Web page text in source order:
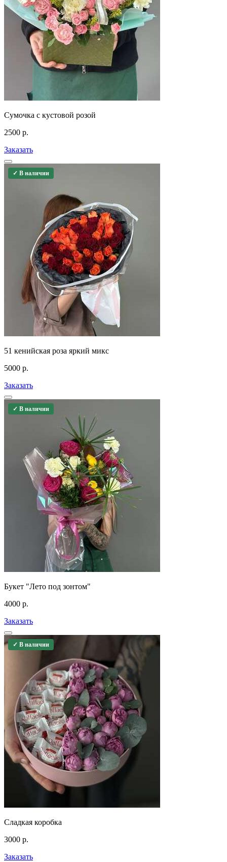
Сумочка с кустовой розой
2500 р.
Заказать
✓ В наличии
51 кенийская роза яркий микс
5000 р.
Заказать
✓ В наличии
Букет "Лето под зонтом"
4000 р.
Заказать
✓ В наличии
Сладкая коробка
3000 р.
Заказать